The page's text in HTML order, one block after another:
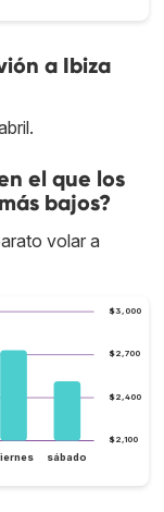
a Ibiza
el que los
bajos?
volar a
$2,100
$2,400
$2,700
$3,000
sábado